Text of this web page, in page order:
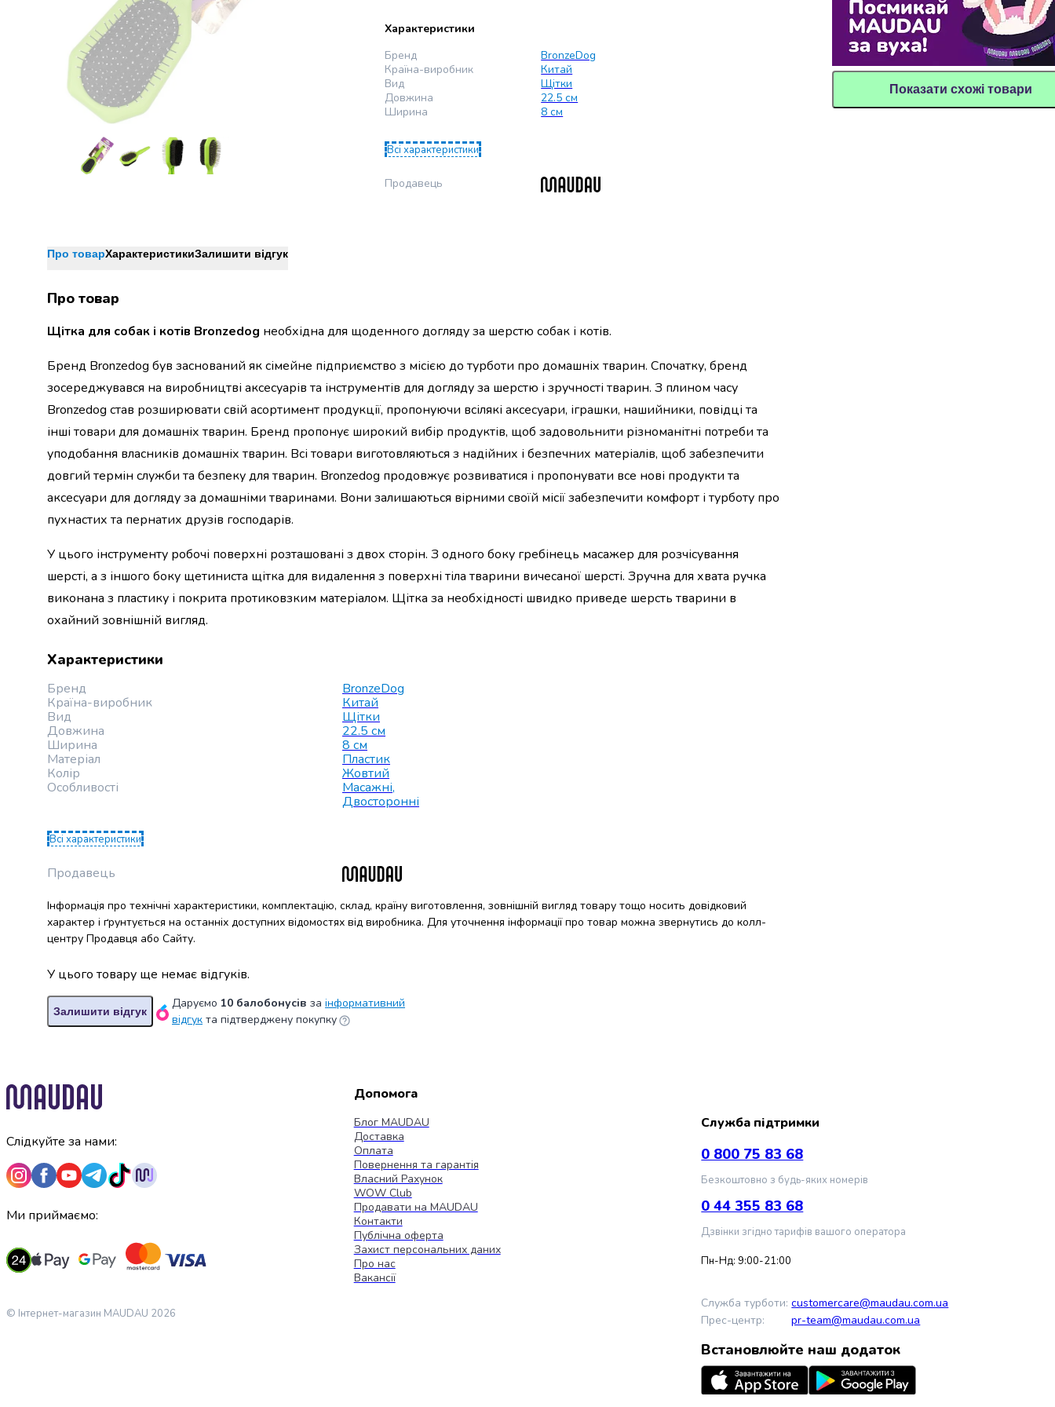
Джин
Ром
Текіла
і
мескаль
Лікери
і
наливки
Настоянки,
бальзами,
алкоголь
Слабоалкогольні
Сидри
меди
набори
алкоголю
Продукти
напої
Бакалія
Олія
Макаронні
вироби
Сухі
Їжа
швидкого
приготування
та
Цукор
випічки
Борошно
Кухонна
Продукти
для
суші
ролів
Желе
та
для
Крупи
Рис
Бобові
Булгур
Пшенична
крупа
Кукурудзяна
крупа
Перлова
Характеристики
Бренд
BronzeDog
Країна-виробник
Китай
Вид
Щітки
Довжина
22.5 см
Ширина
8 см
Всі характеристики
Продавець
Про товарХарактеристикиЗалишити відгук
Про товар
Щітка для собак і котів Bronzedog необхідна для щоденного догляду за шерстю собак і котів.
Бренд Bronzedog був заснований як сімейне підприємство з місією до турботи про домашніх тварин. Спочатку, бренд
зосереджувався на виробництві аксесуарів та інструментів для догляду за шерстю і зручності тварин. З плином часу
Bronzedog став розширювати свій асортимент продукції, пропонуючи всілякі аксесуари, іграшки, нашийники, повідці та
інші товари для домашніх тварин. Бренд пропонує широкий вибір продуктів, щоб задовольнити різноманітні потреби та
уподобання власників домашніх тварин. Всі товари виготовляються з надійних і безпечних матеріалів, щоб забезпечити
довгий термін служби та безпеку для тварин. Bronzedog продовжує розвиватися і пропонувати все нові продукти та
аксесуари для догляду за домашніми тваринами. Вони залишаються вірними своїй місії забезпечити комфорт і турботу про
пухнастих та пернатих друзів господарів.
У цього інструменту робочі поверхні розташовані з двох сторін. З одного боку гребінець масажер для розчісування
шерсті, а з іншого боку щетиниста щітка для видалення з поверхні тіла тварини вичесаної шерсті. Зручна для хвата ручка
виконана з пластику і покрита протиковзким матеріалом. Щітка за необхідності швидко приведе шерсть тварини в
охайний зовнішній вигляд.
Характеристики
Бренд
BronzeDog
Країна-виробник
Китай
Вид
Щітки
Довжина
22.5 см
Ширина
8 см
Матеріал
Пластик
Колір
Жовтий
Особливості
Масажні,
Двосторонні
Всі характеристики
Продавець
Інформація про технічні характеристики, комплектацію, склад, країну виготовлення, зовнішній вигляд товару тощо носить довідковий
характер і ґрунтується на останніх доступних відомостях від виробника. Для уточнення інформації про товар можна звернутись до колл-
центру Продавця або Сайту.
У цього товару ще немає відгуків.
Залишити відгук
Даруємо 10 балобонусів за інформативний
відгук та підтверджену покупку
Показати схожі товари
Слідкуйте за нами:
Ми приймаємо:
© Інтернет-магазин MAUDAU 2026
Допомога
Блог MAUDAU
Доставка
Оплата
Повернення та гарантія
Власний Рахунок
WOW Club
Продавати на MAUDAU
Контакти
Публічна оферта
Захист персональних даних
Про нас
Вакансії
Служба підтримки
0 800 75 83 68
Безкоштовно з будь-яких номерів
0 44 355 83 68
Дзвінки згідно тарифів вашого оператора
Пн-Нд: 9:00-21:00
Служба турботи: customercare@maudau.com.ua
Прес-центр:
pr-team@maudau.com.ua
Встановлюйте наш додаток